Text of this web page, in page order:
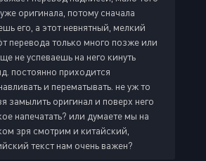
оригинала, потому сначала
его, а этот невнятный, мелкий
перевода только много позже или
не успеваешь на него кинуть
постоянно приходится
и перематывать. не уж то
замылить оригинал и поверх него
напечатать? или думаете мы на
зря смотрим и китайский,
текст нам очень важен?